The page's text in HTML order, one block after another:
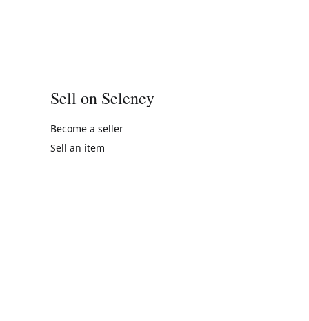
Sell on Selency
Become a seller
Sell an item